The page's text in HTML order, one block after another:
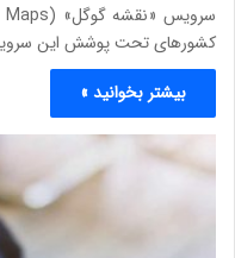
کشورهای تحت پوشش این
بیشتر بخوانید »